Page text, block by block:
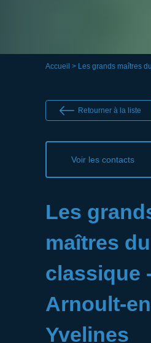
Accueil > Les grands maîtres
Retourner à la liste
Voir les contacts
Les
maîtres du
classique
Arnoult-
Yvelines